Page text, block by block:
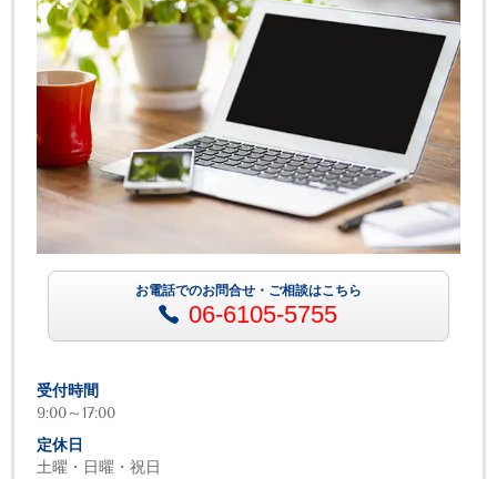
お電話でのお問合せ・ご相談はこちら
06-6105-5755
受付時間
9:00～17:00
定休日
土曜・日曜・祝日